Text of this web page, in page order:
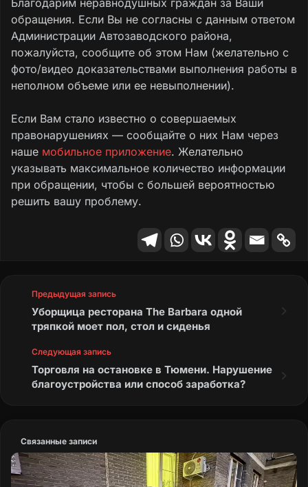
Благодарим неравнодушных граждан за Ваши
обращения. Если Вы не согласны с данным ответом
Администрации Автозаводского района,
пожалуйста, сообщите об этом Нам (желательно с
фото/видео доказательствами выполнения работы в
неполном объеме или ее невыполнении).
Если Вам стало известно о совершаемых
правонарушениях — сообщайте о них Нам через
наше мобильное приложение. Желательно
указывать максимальное количество информации
при обращении, чтобы с большей вероятностью
решить вашу проблему.
Предыдущая запись
Уборщица ресторана The Barbara одной
тряпкой моет пол, стол и сиденья
Следующая запись
Торговля на остановке в Тюмени. Нарушение
благоустройства или способ заработка?
Связанные записи